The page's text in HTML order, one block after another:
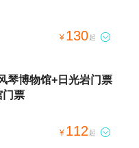
¥ 130起 
琴博物馆+日光岩门票
门票
¥ 112 起 